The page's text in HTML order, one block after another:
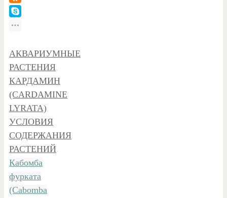
АКВАРИУМНЫЕ
РАСТЕНИЯ,
КАРДАМИН
(CARDAMINE
LYRATA),
УСЛОВИЯ
СОДЕРЖАНИЯ
РАСТЕНИЙ.
Кабомба
фурката
(Cabomba